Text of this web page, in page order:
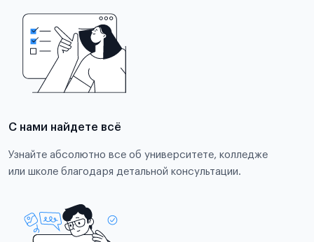
С нами найдете всё
Узнайте абсолютно все об университете, колледже
или школе благодаря детальной консультации.